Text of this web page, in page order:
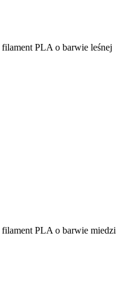
PLA o barwie leśnej
PLA o barwie miedzi